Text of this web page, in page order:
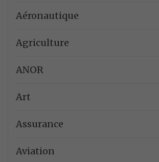
Aéronautique
Agriculture
ANOR
Art
Assurance
Aviation